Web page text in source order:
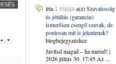
írta 1 napja a(z)Szavatosság
és jótállás (garancia):
ismerősen csengő szavak, de
pontosan mit is jelentenek?
blogbejegyzéshez:
Javítsd magad – ha mered! |
2026 július 30. 17:45 Az ...